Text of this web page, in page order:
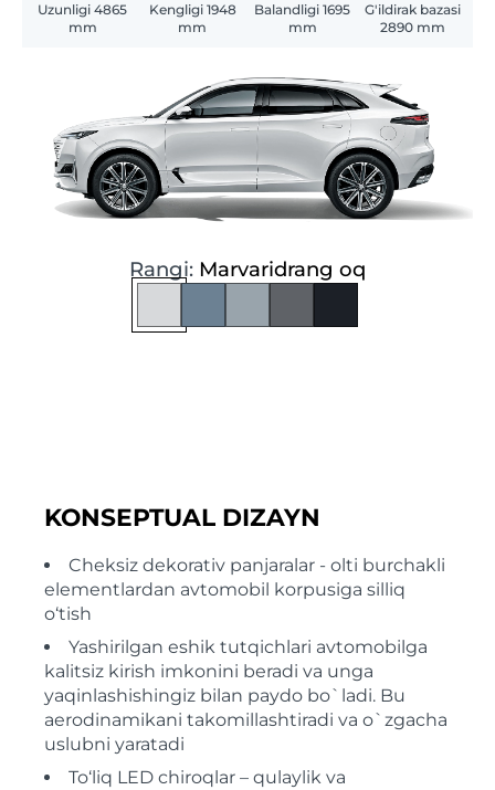
Uzunligi 4865
mm
Kengligi 1948
mm
Balandligi 1695
mm
G'ildirak bazasi
2890 mm
Rangi: Marvaridrang oq
KONSEPTUAL DIZAYN
Cheksiz dekorativ panjaralar - olti burchakli
elementlardan avtomobil korpusiga silliq
o‘tish
Yashirilgan eshik tutqichlari avtomobilga
kalitsiz kirish imkonini beradi va unga
yaqinlashishingiz bilan paydo bo`ladi. Bu
aerodinamikani takomillashtiradi va o`zgacha
uslubni yaratadi
To‘liq LED chiroqlar – qulaylik va